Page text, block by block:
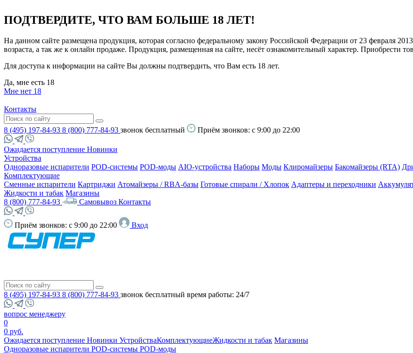
ПОДТВЕРДИТЕ, ЧТО ВАМ БОЛЬШЕ 18 ЛЕТ!
На данном сайте размещена продукция, которая согласно федеральному закону Российской Федерации от 23 февраля
возраста, а так же к онлайн продаже. Продукция, размещенная на сайте, несёт ознакомительный характер. Приобрести
Для доступа к информации на сайте Вы должны подтвердить, что Вам есть 18 лет.
Да, мне есть 18
Мне нет 18
Контакты
8 (495) 197-84-93 8 (800) 777-84-93 звонок бесплатный Приём звонков: с 9:00 до 22:00
Ожидается поступление Новинки
Устройства
Одноразовые испарители POD-системы POD-моды AIO-устройства Наборы Моды Клиромайзеры Бакомайзеры (RTA)
Комплектующие
Сменные испарители Картриджи Атомайзеры / RBA-базы Готовые спирали / Хлопок Адаптеры и переходники
Жидкости и табак Магазины
8 (800) 777-84-93
Самовывоз Контакты
Приём звонков: с 9:00 до 22:00 Вход
8 (495) 197-84-93 8 (800) 777-84-93 звонок бесплатный время работы: 24/7
вопрос менеджеру
0
0 руб.
Ожидается поступление Новинки УстройстваКомплектующиеЖидкости и табак Магазины
Одноразовые испарители POD-системы POD-моды